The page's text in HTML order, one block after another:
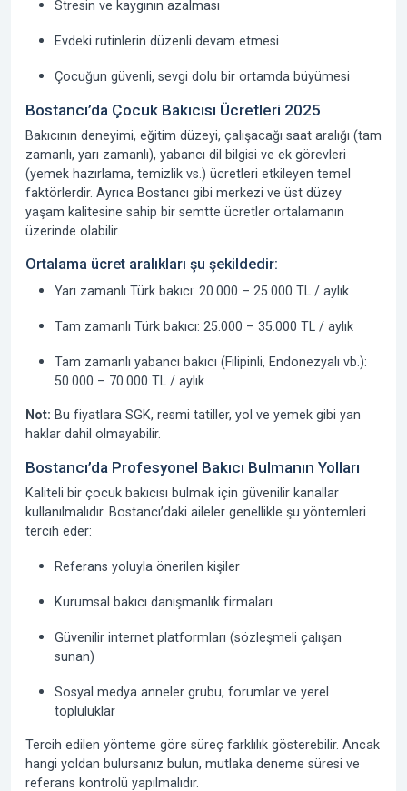
Stresin ve kaygının azalması
Evdeki rutinlerin düzenli devam etmesi
Çocuğun güvenli, sevgi dolu bir ortamda büyümesi
Bostancı’da Çocuk Bakıcısı Ücretleri 2025
Bakıcının deneyimi, eğitim düzeyi, çalışacağı saat aralığı (tam
zamanlı, yarı zamanlı), yabancı dil bilgisi ve ek görevleri
(yemek hazırlama, temizlik vs.) ücretleri etkileyen temel
faktörlerdir. Ayrıca Bostancı gibi merkezi ve üst düzey
yaşam kalitesine sahip bir semtte ücretler ortalamanın
üzerinde olabilir.
Ortalama ücret aralıkları şu şekildedir:
Yarı zamanlı Türk bakıcı: 20.000 – 25.000 TL / aylık
Tam zamanlı Türk bakıcı: 25.000 – 35.000 TL / aylık
Tam zamanlı yabancı bakıcı (Filipinli, Endonezyalı vb.):
50.000 – 70.000 TL / aylık
Not: Bu fiyatlara SGK, resmi tatiller, yol ve yemek gibi yan
haklar dahil olmayabilir.
Bostancı’da Profesyonel Bakıcı Bulmanın Yolları
Kaliteli bir çocuk bakıcısı bulmak için güvenilir kanallar
kullanılmalıdır. Bostancı’daki aileler genellikle şu yöntemleri
tercih eder:
Referans yoluyla önerilen kişiler
Kurumsal bakıcı danışmanlık firmaları
Güvenilir internet platformları (sözleşmeli çalışan
sunan)
Sosyal medya anneler grubu, forumlar ve yerel
topluluklar
Tercih edilen yönteme göre süreç farklılık gösterebilir. Ancak
hangi yoldan bulursanız bulun, mutlaka deneme süresi ve
referans kontrolü yapılmalıdır.